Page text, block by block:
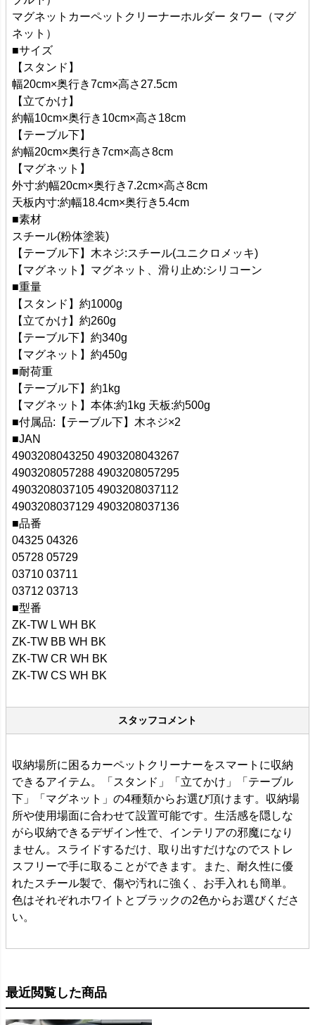
マグネットカーペットクリーナーホルダー タワー（マグ
ネット）
■サイズ
【スタンド】
幅20cm×奥行き7cm×高さ27.5cm
【立てかけ】
約幅10cm×奥行き10cm×高さ18cm
【テーブル下】
約幅20cm×奥行き7cm×高さ8cm
【マグネット】
外寸:約幅20cm×奥行き7.2cm×高さ8cm
天板内寸:約幅18.4cm×奥行き5.4cm
■素材
スチール(粉体塗装)
【テーブル下】木ネジ:スチール(ユニクロメッキ)
【マグネット】マグネット、滑り止め:シリコーン
■重量
【スタンド】約1000g
【立てかけ】約260g
【テーブル下】約340g
【マグネット】約450g
■耐荷重
【テーブル下】約1kg
【マグネット】本体:約1kg 天板:約500g
■付属品:【テーブル下】木ネジ×2
■JAN
4903208043250 4903208043267
4903208057288 4903208057295
4903208037105 4903208037112
4903208037129 4903208037136
■品番
04325 04326
05728 05729
03710 03711
03712 03713
■型番
ZK-TW L WH BK
ZK-TW BB WH BK
ZK-TW CR WH BK
ZK-TW CS WH BK
スタッフコメント
収納場所に困るカーペットクリーナーをスマートに収納
できるアイテム。「スタンド」「立てかけ」「テーブル
下」「マグネット」の4種類からお選び頂けます。収納場
所や使用場面に合わせて設置可能です。生活感を隠しな
がら収納できるデザイン性で、インテリアの邪魔になり
ません。スライドするだけ、取り出すだけなのでストレ
スフリーで手に取ることができます。また、耐久性に優
れたスチール製で、傷や汚れに強く、お手入れも簡単。
色はそれぞれホワイトとブラックの2色からお選びくださ
い。
最近閲覧した商品